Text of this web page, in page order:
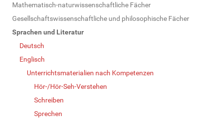
Mathematisch-naturwissenschaftliche Fächer
Gesellschaftswissenschaftliche und philosophische Fächer
Sprachen und Literatur
Deutsch
Englisch
Unterrichtsmaterialien nach Kompetenzen
Hör-/Hör-Seh-Verstehen
Schreiben
Sprechen